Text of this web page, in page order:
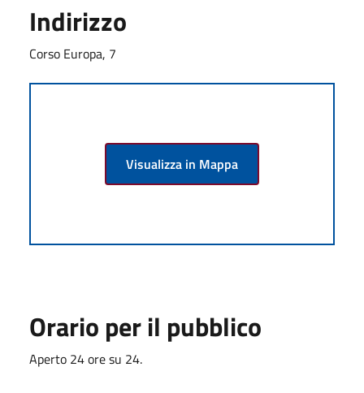
Indirizzo
Corso Europa, 7
Visualizza in Mappa
Orario per il pubblico
Aperto 24 ore su 24.